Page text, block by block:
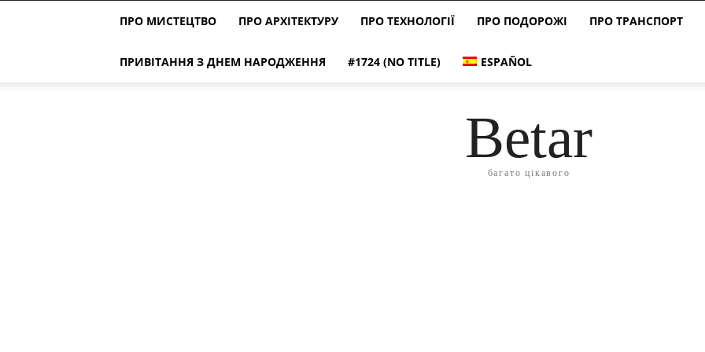
ПРО МИСТЕЦТВО ПРО АРХІТЕКТУРУ ПРО ТЕХНОЛОГІЇ ПРО ПОДОРОЖІ ПРО ТРАНСПОРТ
ПРИВІТАННЯ З ДНЕМ НАРОДЖЕННЯ #1724 (NO TITLE) ESPAÑOL
Betar
багато цікавого